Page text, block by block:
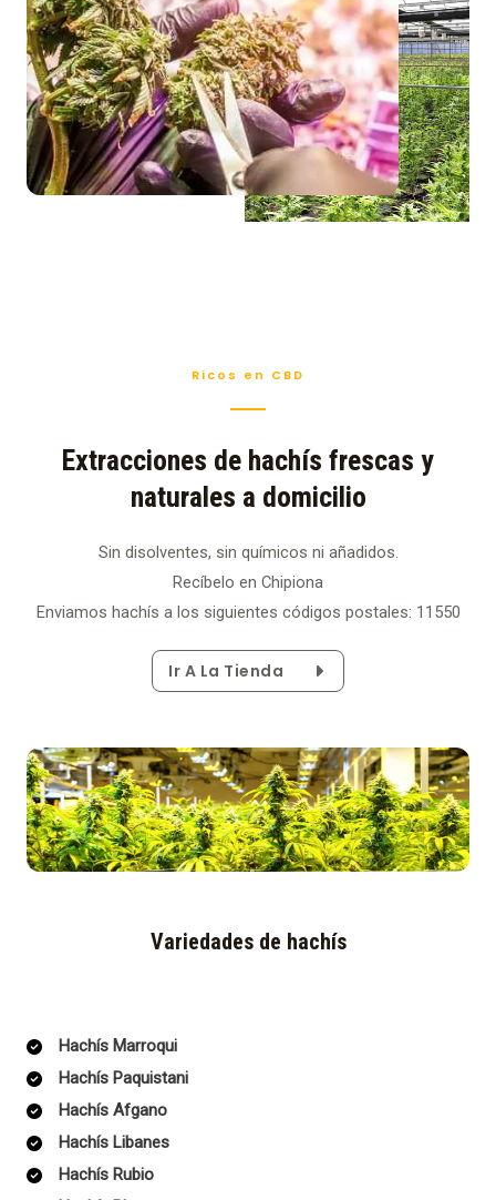
Ricos en CBD
Extracciones de hachís frescas y
naturales a domicilio
Sin disolventes, sin químicos ni añadidos.
Recíbelo en Chipiona
Enviamos hachís a los siguientes códigos postales: 11550
Ir A La Tienda
Variedades de hachís
Hachís Marroqui
Hachís Paquistani
Hachís Afgano
Hachís Libanes
Hachís Rubio